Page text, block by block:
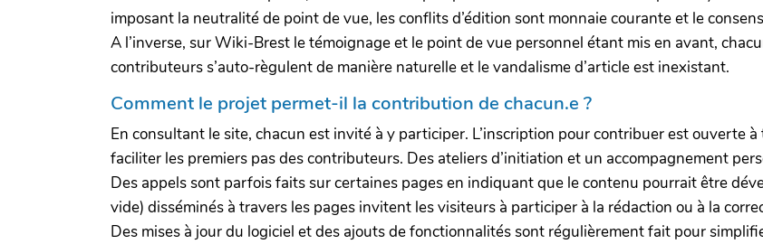
imposant la neutralité de point de vue, les conflits d’édition sont monnaie courante et le
A l’inverse, sur Wiki-Brest le témoignage et le point de vue personnel étant mis en avant,
contributeurs s’auto-règulent de manière naturelle et le vandalisme d’article est inexistant.
Comment le projet permet-il la contribution de chacun.e ?
En consultant le site, chacun est invité à y participer. L’inscription pour contribuer est ouverte à
faciliter les premiers pas des contributeurs. Des ateliers d’initiation et un accompagnement
Des appels sont parfois faits sur certaines pages en indiquant que le contenu pourrait être
vide) disséminés à travers les pages invitent les visiteurs à participer à la rédaction ou à la
Des mises à jour du logiciel et des ajouts de fonctionnalités sont régulièrement fait pour